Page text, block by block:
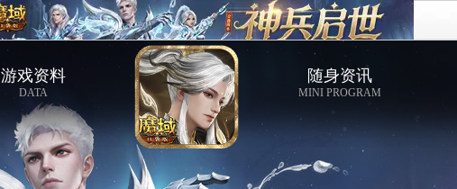
游戏资料
DATA
随身资讯
MINI PROGRAM